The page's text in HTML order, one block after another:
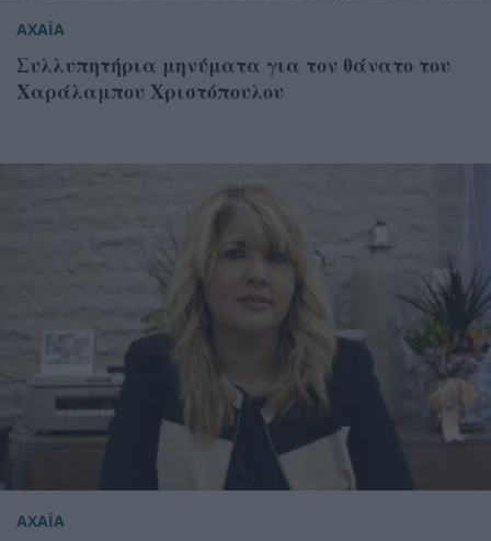
ΑΧΑΪΑ
Συλλυπητήρια μηνύματα για τον θάνατο του
Χαράλαμπου Χριστόπουλου
ΑΧΑΪΑ